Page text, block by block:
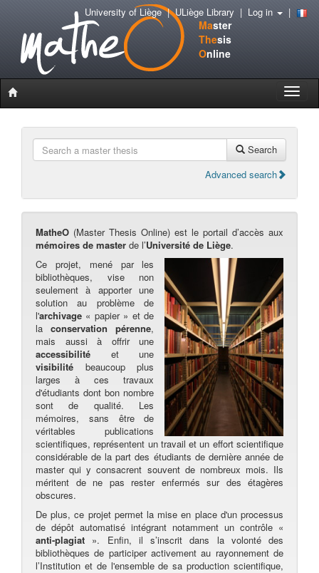
Master
Thesis
Online
Toggle
University of Liège|ULiège Library | Log in |
Search
Advanced search
MatheO (Master Thesis Online) est le portail d’accès aux
mémoires de master de l’Université de Liège.
Ce projet, mené par les
bibliothèques, vise non
seulement à apporter une
solution au problème de
l'archivage « papier » et de
laconservation pérenne,
mais aussi à offrir une
accessibilité et une
visibilité beaucoup plus
larges à ces travaux
d'étudiants dont bon nombre
sont de qualité. Les
mémoires, sans être de
véritables publications
scientifiques, représentent un travail et un effort scientifique
considérable de la part des étudiants de dernière année de
master qui y consacrent souvent de nombreux mois. Ils
méritent de ne pas rester enfermés sur des étagères
obscures.
De plus, ce projet permet la mise en place d'un processus
de dépôt automatisé intégrant notamment un contrôle «
anti-plagiat ». Enfin, il s’inscrit dans la volonté des
bibliothèques de participer activement au rayonnement de
l’Institution et de l'ensemble de sa production scientifique,